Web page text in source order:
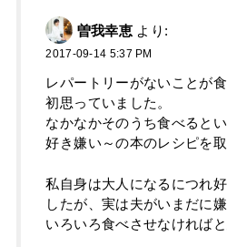
曽我幸恵 より:
2017-09-14 5:37 PM
レパートリーがないことが
初思っていました。
なかなかそのうち食べると
好き嫌い～の本のレシピを
私自身は大人になるにつれ
したが、実は夫がいまだに
いろいろ食べさせなければ